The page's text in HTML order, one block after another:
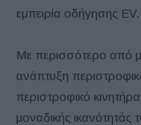
εμπειρία οδήγησης EV.
Με περισσότερο από
ανάπτυξη
περιστροφικό
μοναδικής ικανότητάς